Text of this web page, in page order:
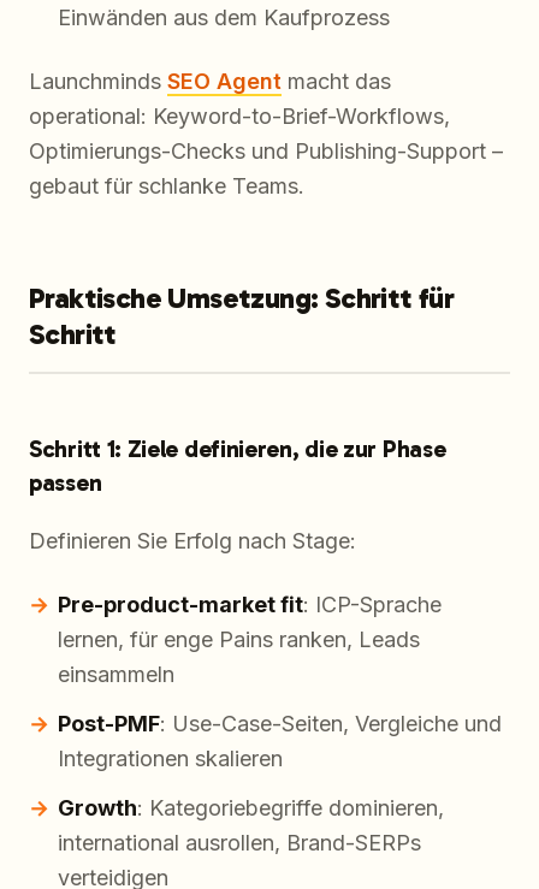
Einwänden aus dem Kaufprozess
Launchminds SEO Agent macht das
operational: Keyword-to-Brief-Workflows,
Optimierungs-Checks und Publishing-Support –
gebaut für schlanke Teams.
Praktische Umsetzung: Schritt für
Schritt
Schritt 1: Ziele definieren, die zur Phase
passen
Definieren Sie Erfolg nach Stage:
Pre-product-market fit: ICP-Sprache
lernen, für enge Pains ranken, Leads
einsammeln
Post-PMF: Use-Case-Seiten, Vergleiche und
Integrationen skalieren
Growth: Kategoriebegriffe dominieren,
international ausrollen, Brand-SERPs
verteidigen